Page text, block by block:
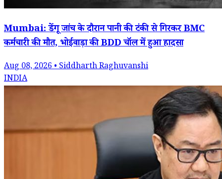
Mumbai: डेंगू जांच के दौरान पानी की टंकी से गिरकर BMC
कर्मचारी की मौत, भोईवाड़ा की BDD चॉल में हुआ हादसा
Aug 08, 2026 • Siddharth Raghuvanshi
INDIA